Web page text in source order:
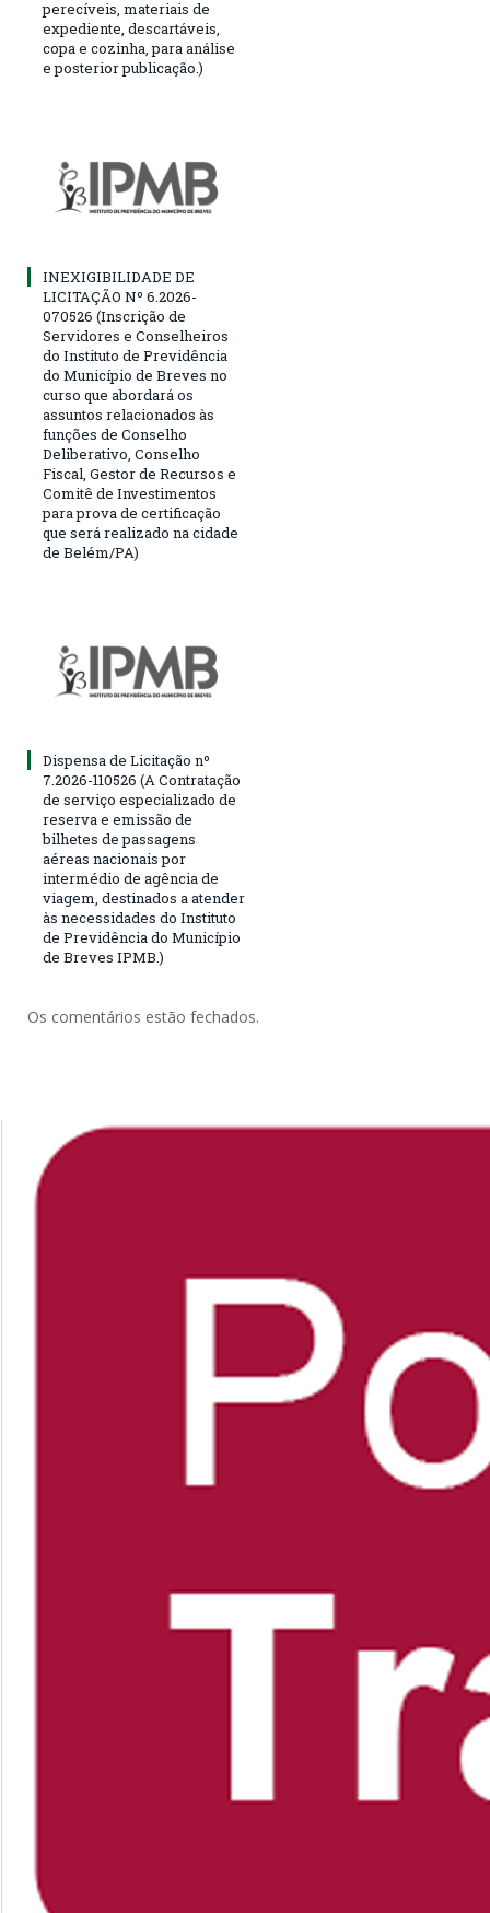
perecíveis, materiais de
expediente, descartáveis,
copa e cozinha, para análise
e posterior publicação.)
INEXIGIBILIDADE DE
LICITAÇÃO Nº 6.2026-
070526 (Inscrição de
Servidores e Conselheiros
do Instituto de Previdência
do Município de Breves no
curso que abordará os
assuntos relacionados às
funções de Conselho
Deliberativo, Conselho
Fiscal, Gestor de Recursos e
Comitê de Investimentos
para prova de certificação
que será realizado na cidade
de Belém/PA)
Dispensa de Licitação nº
7.2026-110526 (A Contratação
de serviço especializado de
reserva e emissão de
bilhetes de passagens
aéreas nacionais por
intermédio de agência de
viagem, destinados a atender
às necessidades do Instituto
de Previdência do Município
de Breves IPMB.)
Os comentários estão fechados.